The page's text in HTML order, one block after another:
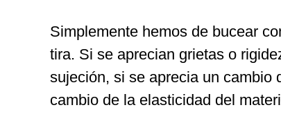
Simplemente hemos de bucear
tira. Si se aprecian grietas o
sujeción, si se aprecia un cambio
cambio de la elasticidad del